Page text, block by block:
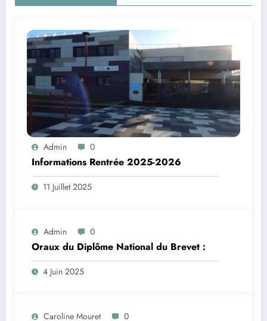
Admin 0
Informations Rentrée 2025-2026
11 Juillet 2025
Admin 0
Oraux du Diplôme National du Brevet :
4 Juin 2025
Caroline Mouret 0